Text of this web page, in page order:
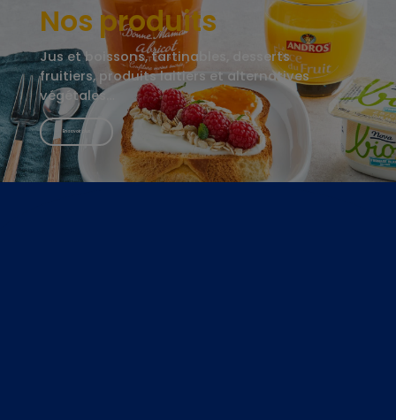
Nos produits
Jus et boissons, tartinables, desserts
fruitiers, produits laitiers et alternatives
végétales…
En savoir plus